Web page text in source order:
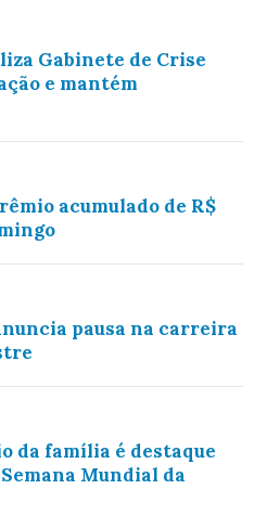
Gabinete de Crise
e mantém
acumulado de R$
pausa na carreira
da família é destaque
Mundial da